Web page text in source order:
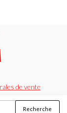
de vente
Recherche